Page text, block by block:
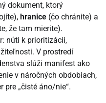
dokument, ktorý
hranice (čo chránite) a
že tam mierite).
núti k prioritizácii,
V prostredí
slúži manifest ako
v náročných obdobiach,
pre „čisté áno/nie“.